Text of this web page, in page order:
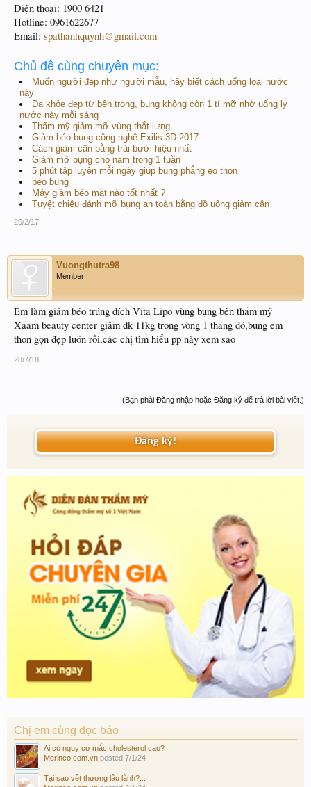
Điện thoại: 1900 6421
Hotline: 0961622677
Email: spathanhquynh@gmail.com
Chủ đề cùng chuyên mục:
Muốn người đẹp như người mẫu, hãy biết cách uống loại nước
này
Da khỏe đẹp từ bên trong, bụng không còn 1 tí mỡ nhờ uống ly
nước này mỗi sáng
Thẩm mỹ giảm mỡ vùng thắt lưng
Giảm béo bụng công nghệ Exilis 3D 2017
Cách giảm cân bằng trái bưởi hiệu nhất
Giảm mỡ bụng cho nam trong 1 tuần
5 phút tập luyện mỗi ngày giúp bụng phẳng eo thon
béo bụng
Máy giảm béo mặt nào tốt nhất ?
Tuyệt chiêu đánh mỡ bụng an toàn bằng đồ uống giảm cân
20/2/17
Vuongthutra98
Member
Em làm giảm béo trúng đích Vita Lipo vùng bụng bên thẩm mỹ
Xaam beauty center giảm đk 11kg trong vòng 1 tháng đó,bụng em
thon gọn đẹp luôn rồi,các chị tìm hiểu pp này xem sao
28/7/18
(Bạn phải Đăng nhập hoặc Đăng ký để trả lời bài viết.)
Đăng ký!
Chị em cùng đọc báo
Ai có nguy cơ mắc cholesterol cao?
Merinco.com.vn posted 7/1/24
Tại sao vết thương lâu lành?...